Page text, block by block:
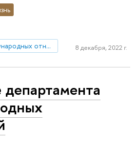
Департамент международных отношений
8 декабря, 2022 г.
департамента